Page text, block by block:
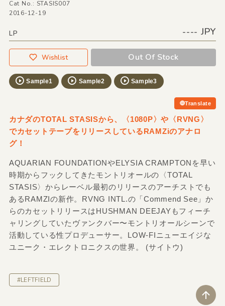
Cat No.: STASIS007
2016-12-19
LP ---- JPY
Wishlist Out Of Stock
Sample1 Sample2 Sample3
Translate
カナダのTOTAL STASISから、〈1080P〉や〈RVNG〉
でカセットテープをリリースしているRAMZiのアナロ
グ！
AQUARIAN FOUNDATIONやELYSIA CRAMPTONを早い
時期からフックしてきたモントリオールの〈TOTAL
STASIS〉からレーベル最初のリリースのアーチストでも
あるRAMZIの新作。RVNG INTL.の「Commend See」か
らのカセットリリースはHUSHMAN DEEJAYもフィーチ
ャリングしていたヴァンクバー〜モントリオールシーンで
活動している性プロデューサー。LOW-FIニューエイジな
ユニーク・エレクトロニクスの世界。 (サイトウ)
#LEFTFIELD